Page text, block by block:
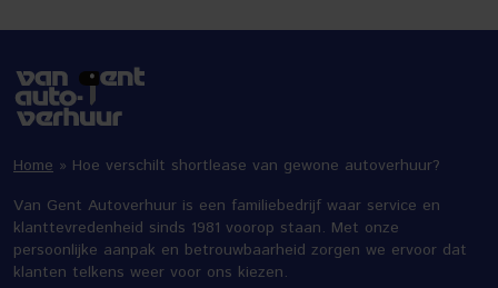
Home » Hoe verschilt shortlease van gewone autoverhuur?
Van Gent Autoverhuur is een familiebedrijf waar service en
klanttevredenheid sinds 1981 voorop staan. Met onze
persoonlijke aanpak en betrouwbaarheid zorgen we ervoor dat
klanten telkens weer voor ons kiezen.